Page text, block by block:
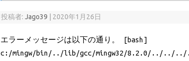
投稿者:Jago39 2020年1月26日
エラーメッセージは以下の通り。 [bash]
c:/mingw/bin/../lib/gcc/mingw32/8.2.0/../../../